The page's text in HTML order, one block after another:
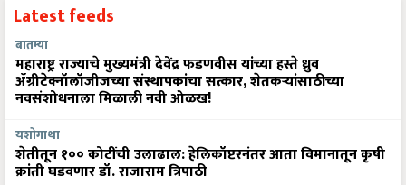
Latest feeds
बातम्या
महाराष्ट्र राज्याचे मुख्यमंत्री देवेंद्र फडणवीस यांच्या हस्ते ध्रुव
ॲग्रीटेक्नॉलॉजीजच्या संस्थापकांचा सत्कार, शेतकऱ्यांसाठीच्या
नवसंशोधनाला मिळाली नवी ओळख!
यशोगाथा
शेतीतून १०० कोटींची उलाढाल: हेलिकॉप्टरनंतर आता विमानातून कृषी
क्रांती घडवणार डॉ. राजाराम त्रिपाठी